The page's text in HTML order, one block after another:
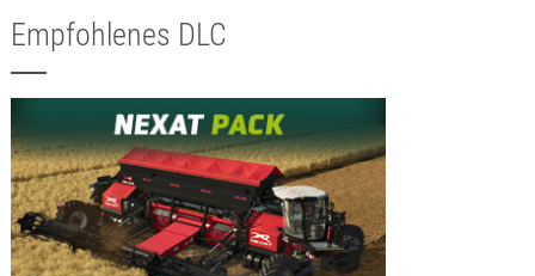
Empfohlenes DLC